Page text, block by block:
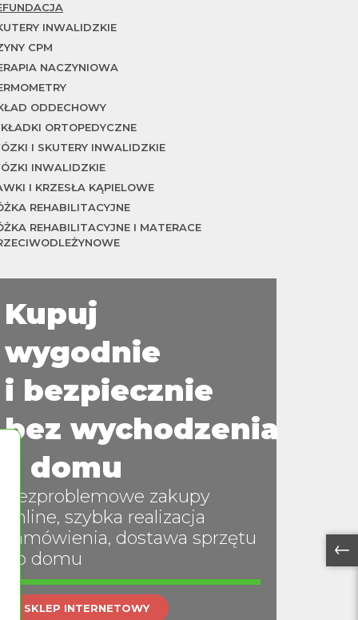
INWALIDZKIE
CPM
NACZYNIOWA
ODDECHOWY
ORTOPEDYCZNE
I SKUTERY INWALIDZKIE
INWALIDZKIE
I KRZESŁA KĄPIELOWE
REHABILITACYJNE
REHABILITACYJNE I MATERACE
Kupuj
wygodnie
i bezpiecznie
bez wychodzenia
z domu
Bezproblemowe zakupy
online, szybka realizacja
zamówienia, dostawa sprzętu
do domu
SKLEP INTERNETOWY
→